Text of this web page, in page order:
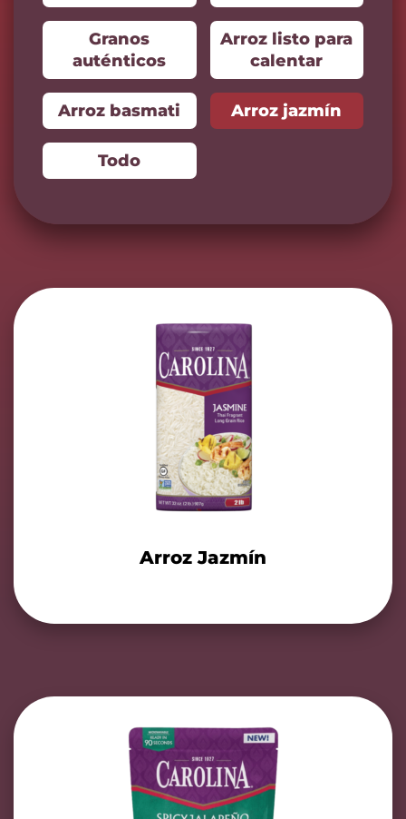
Granos
auténticos
Arroz listo para
calentar
Arroz basmati Arroz jazmín
Todo
Arroz Jazmín